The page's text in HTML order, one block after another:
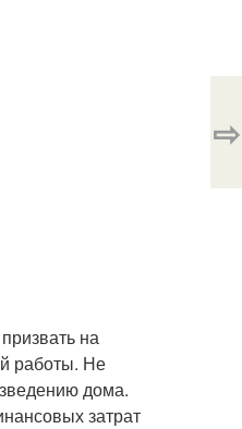
на
работы. Не
дома.
затрат
⇨